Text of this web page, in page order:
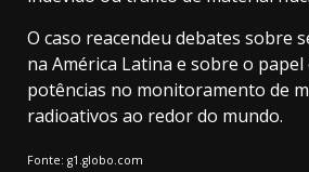
O caso reacendeu debates sobre
na América Latina e sobre o papel
potências no monitoramento de
radioativos ao redor do mundo.
Fonte: g1.globo.com